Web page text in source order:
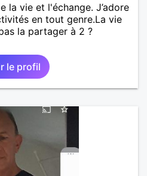
la vie et l'échange. J’adore
en tout genre.La vie
la partager à 2 ?
le profil